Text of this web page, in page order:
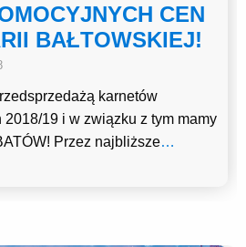
CEN
BAŁTOWSKIEJ!
karnetów
19 i w związku z tym mamy
Przez najbliższe…